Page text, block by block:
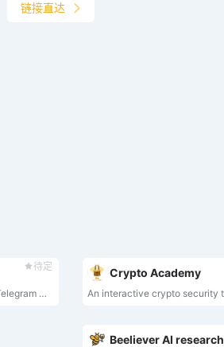
链接直达
待定
Nicegram 处于创新的最前沿，它是一款多方面的 Telegram 客户端，旨在提升您的消息传递体验。我们优先考虑您的隐私和安全，因此我们采用了 Telegram 的数据加密技术，并将其作为我们的消息应用程序不可或缺的一部分。
Crypto Academy
Beeliever AI